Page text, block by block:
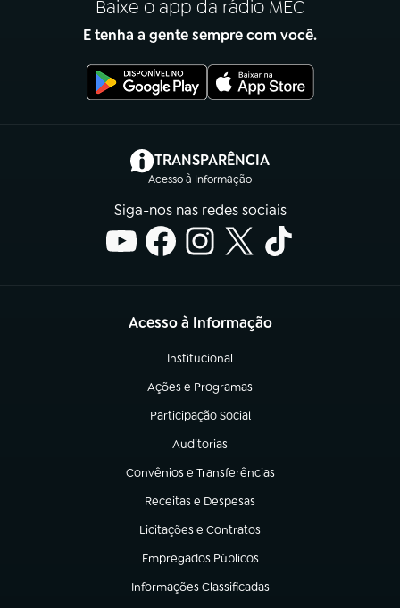
Baixe o app da rádio MEC
E tenha a gente sempre com você.
TRANSPARÊNCIA
Acesso à Informação
(abre em nova aba)
Siga-nos nas redes sociais
Acesso à Informação
Institucional
(abre em nova aba)
Ações e Programas
(abre em nova aba)
Participação Social
(abre em nova aba)
Auditorias
(abre em nova aba)
Convênios e Transferências
(abre em nova aba)
Receitas e Despesas
(abre em nova aba)
Licitações e Contratos
(abre em nova aba)
Empregados Públicos
(abre em nova aba)
Informações Classificadas
(abre em nova aba)